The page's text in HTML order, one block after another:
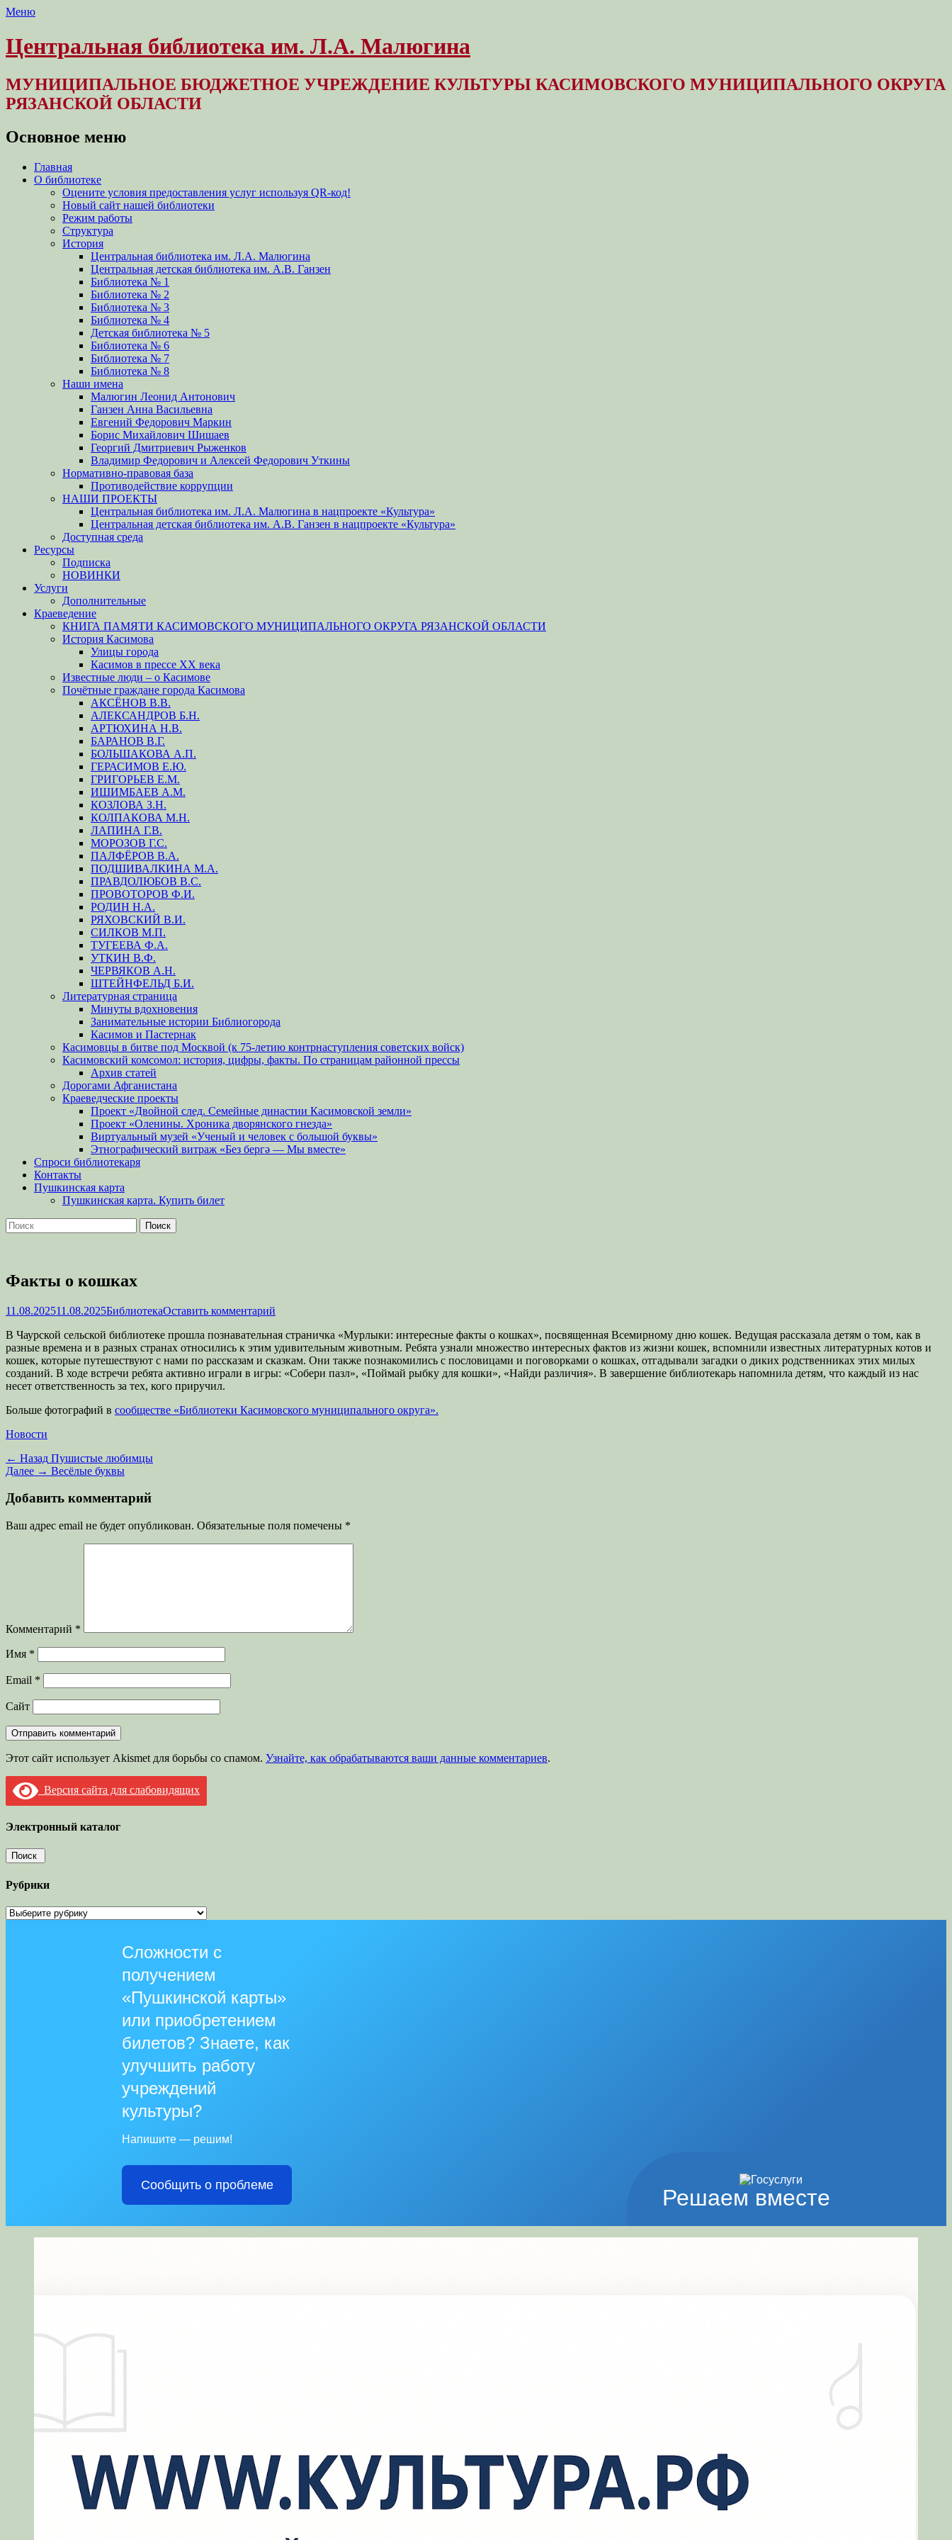
Меню
Центральная библиотека им. Л.А. Малюгина
МУНИЦИПАЛЬНОЕ БЮДЖЕТНОЕ УЧРЕЖДЕНИЕ КУЛЬТУРЫ КАСИМОВСКОГО МУНИЦИПАЛЬНОГО ОКРУГА
РЯЗАНСКОЙ ОБЛАСТИ
Основное меню
Перейти
содержимому
Главная
О библиотеке
Оцените условия предоставления услуг используя QR-код!
Новый сайт нашей библиотеки
Режим работы
Структура
История
Центральная библиотека им. Л.А. Малюгина
Центральная детская библиотека им. А.В. Ганзен
Библиотека № 1
Библиотека № 2
Библиотека № 3
Библиотека № 4
Детская библиотека № 5
Библиотека № 6
Библиотека № 7
Библиотека № 8
Наши имена
Малюгин Леонид Антонович
Ганзен Анна Васильевна
Евгений Федорович Маркин
Борис Михайлович Шишаев
Георгий Дмитриевич Рыженков
Владимир Федорович и Алексей Федорович Уткины
Нормативно-правовая база
Противодействие коррупции
НАШИ ПРОЕКТЫ
Центральная библиотека им. Л.А. Малюгина в нацпроекте «Культура»
Центральная детская библиотека им. А.В. Ганзен в нацпроекте «Культура»
Доступная среда
Ресурсы
Подписка
НОВИНКИ
Услуги
Дополнительные
Краеведение
КНИГА ПАМЯТИ КАСИМОВСКОГО МУНИЦИПАЛЬНОГО ОКРУГА РЯЗАНСКОЙ ОБЛАСТИ
История Касимова
Улицы города
Касимов в прессе XX века
Известные люди – о Касимове
Почётные граждане города Касимова
АКСЁНОВ В.В.
АЛЕКСАНДРОВ Б.Н.
АРТЮХИНА Н.В.
БАРАНОВ В.Г.
БОЛЬШАКОВА А.П.
ГЕРАСИМОВ Е.Ю.
ГРИГОРЬЕВ Е.М.
ИШИМБАЕВ А.М.
КОЗЛОВА З.Н.
КОЛПАКОВА М.Н.
ЛАПИНА Г.В.
МОРОЗОВ Г.С.
ПАЛФЁРОВ В.А.
ПОДШИВАЛКИНА М.А.
ПРАВДОЛЮБОВ В.С.
ПРОВОТОРОВ Ф.И.
РОДИН Н.А.
РЯХОВСКИЙ В.И.
СИЛКОВ М.П.
ТУГЕЕВА Ф.А.
УТКИН В.Ф.
ЧЕРВЯКОВ А.Н.
ШТЕЙНФЕЛЬД Б.И.
Литературная страница
Минуты вдохновения
Занимательные истории Библиогорода
Касимов и Пастернак
Касимовцы в битве под Москвой (к 75-летию контрнаступления советских войск)
Касимовский комсомол: история, цифры, факты. По страницам районной прессы
Архив статей
Дорогами Афганистана
Краеведческие проекты
Проект «Двойной след. Семейные династии Касимовской земли»
Проект «Оленины. Хроника дворянского гнезда»
Виртуальный музей «Ученый и человек с большой буквы»
Этнографический витраж «Без бергə — Мы вместе»
Спроси библиотекаря
Контакты
Пушкинская карта
Пушкинская карта. Купить билет
Поиск
Найти:
Факты о кошках
Опубликовано
11.08.202511.08.2025Автор
БиблиотекаОставить комментарий
В Чаурской сельской библиотеке прошла познавательная страничка «Мурлыки: интересные факты о кошках», посвященная Всемирному дню кошек. Ведущая рассказала детям о том, как в
разные времена и в разных странах относились к этим удивительным животным. Ребята узнали множество интересных фактов из жизни кошек, вспомнили известных литературных котов и
кошек, которые путешествуют с нами по рассказам и сказкам. Они также познакомились с пословицами и поговорками о кошках, отгадывали загадки о диких родственниках этих милых
созданий. В ходе встречи ребята активно играли в игры: «Собери пазл», «Поймай рыбку для кошки», «Найди различия». В завершение библиотекарь напомнила детям, что каждый из нас
несет ответственность за тех, кого приручил.
Больше фотографий в сообществе «Библиотеки Касимовского муниципального округа».
Категории
Новости
Навигация
по
записям
← Назад Предыдущая
запись:
Пушистые любимцы
Далее → Следующая
Весёлые буквы
Добавить комментарий
Ваш адрес email не будет опубликован. Обязательные поля помечены *
Комментарий *
Имя *
Email *
Сайт
Этот сайт использует Akismet для борьбы со спамом. Узнайте, как обрабатываются ваши данные комментариев.
Версия сайта для слабовидящих
Электронный каталог
Рубрики
Рубрики
Решаем вместе
Сложности с
получением
«Пушкинской карты»
или приобретением
билетов? Знаете, как
улучшить работу
учреждений
культуры?
Напишите — решим!
Сообщить о проблеме